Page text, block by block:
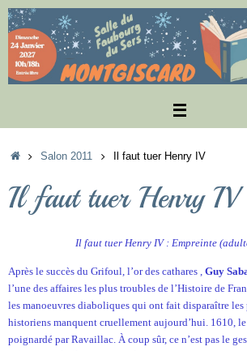
Passer
au
contenu
Accueil
Salon 2011 Il faut tuer Henry IV
Il faut tuer Henry IV
Il faut tuer Henry IV : Empreinte
Après le succès du Grifoul, l’or des cathares , Guy
l’une des affaires les plus troubles de l’Histoire de
les manoeuvres diaboliques qui ont fait disparaître les
historiens manquent cruellement aujourd’hui. 1610,
poignardé par Ravaillac. À coup sûr, ce n’est pas le